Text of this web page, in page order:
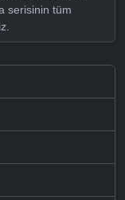
serisinin tüm